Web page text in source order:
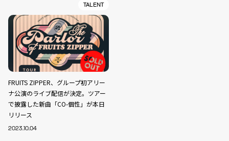
TALENT
FRUITS ZIPPER、グループ初アリー
ナ公演のライブ配信が決定。ツアー
で披露した新曲「CO-個性」が本日
リリース
2023.10.04